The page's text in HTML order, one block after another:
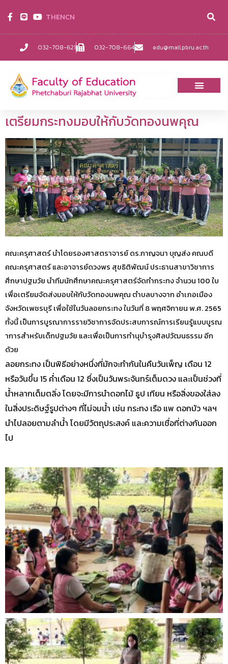
032-708-621 032-708-664 edu@mail.pbru.ac.th
THENCN
เตรียมกระทงมอบให้กับวัดทองนพคุณ
คณะครุศาสตร์ นำโดยรองศาสตราจารย์ ดร.กาญจนา บุญส่ง คณบดี
คณะครุศาสตร์ และอาจารย์ดวงพร สุขธิติพัฒน์ ประธานสาขาวิชาการ
ศึกษาปฐมวัย นำทีมนักศึกษาคณะครุศาสตร์จัดทำกระทง จำนวน 100 ใบ
เพื่อเตรียมจัดส่งมอบให้กับวัดทองนพคุณ ตำบลบางจาก อำเภอเมือง
จังหวัดเพชรบุรี เพื่อใช้ในวันลอยกระทง ในวันที่ 8 พฤศจิกายน พ.ศ. 2565
ทั้งนี้ เป็นการบูรณาการรายวิชาการจัดประสบการณ์การเรียนรู้แบบบูรณ
าการสำหรับเด็กปฐมวัย และเพื่อเป็นการทำนุบำรุงศิลปวัฒนธรรม อีก
ด้วย
ลอยกระทง เป็นพิธีอย่างหนึ่งที่มักจะทำกันในคืนวันเพ็ญ เดือน 12
หรือวันขึ้น 15 ค่ำเดือน 12 ซึ่งเป็นวันพระจันทร์เต็มดวง และเป็นช่วงที่
น้ำหลากเต็มตลิ่ง โดยจะมีการนำดอกไม้ ธูป เทียน หรือสิ่งของใส่ลง
ในสิ่งประดิษฐ์รูปต่างๆ ที่ไม่จมน้ำ เช่น กระทง เรือ แพ ดอกบัว ฯลฯ
นำไปลอยตามลำน้ำ โดยมีวัตถุประสงค์ และความเชื่อที่ต่างกันออก
ไป